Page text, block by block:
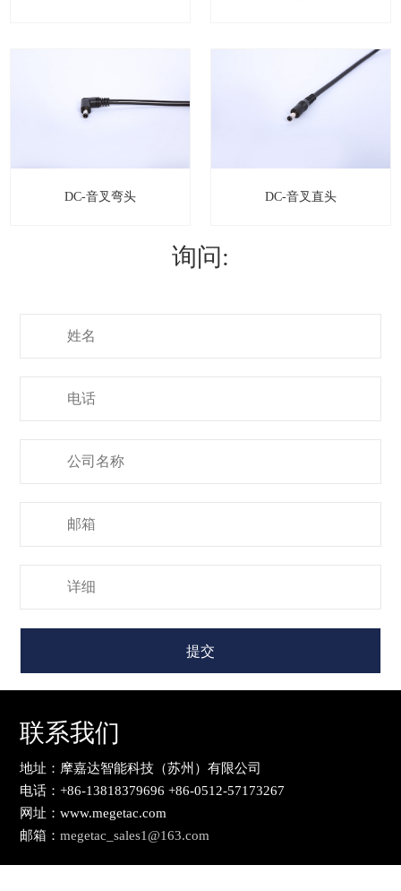
DC-音叉弯头 DC-音叉直头
询问:
提交
联系我们
地址：摩嘉达智能科技（苏州）有限公司
电话：+86-13818379696 +86-0512-57173267
网址：www.megetac.com
邮箱：megetac_sales1@163.com